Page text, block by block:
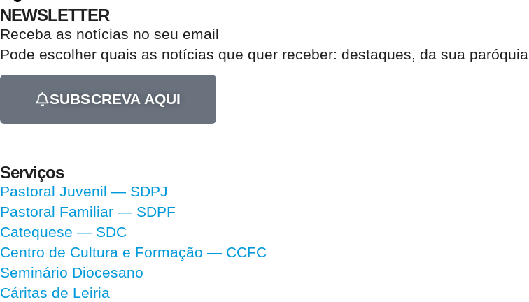
NEWSLETTER
Receba as notícias no seu email​
Pode escolher quais as notícias que quer receber: destaques, da sua paróquia
SUBSCREVA AQUI
Serviços
Pastoral Juvenil — SDPJ
Pastoral Familiar — SDPF
Catequese — SDC
Centro de Cultura e Formação — CCFC
Seminário Diocesano
Cáritas de Leiria